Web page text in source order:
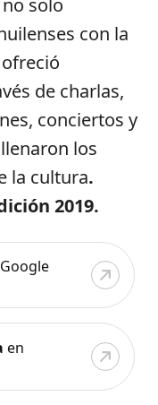
con la
de charlas,
conciertos y
los
la cultura.
2019.
en